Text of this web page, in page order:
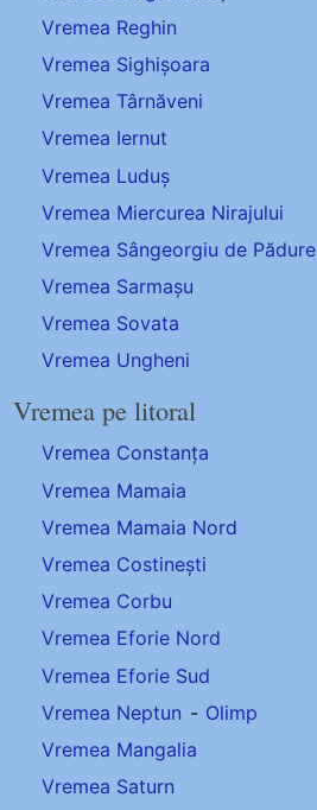
Vremea Reghin
Vremea Sighișoara
Vremea Târnăveni
Vremea Iernut
Vremea Luduș
Vremea Miercurea Nirajului
Vremea Sângeorgiu de Pădure
Vremea Sarmașu
Vremea Sovata
Vremea Ungheni
Vremea pe litoral
Vremea Constanța
Vremea Mamaia
Vremea Mamaia Nord
Vremea Costinești
Vremea Corbu
Vremea Eforie Nord
Vremea Eforie Sud
Vremea Neptun - Olimp
Vremea Mangalia
Vremea Saturn